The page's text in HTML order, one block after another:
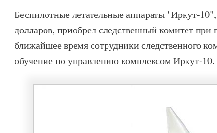
Беспилотные летательные аппараты "Иркут-
долларов, приобрел следственный комитет
ближайшее время сотрудники следственного
обучение по управлению комплексом Иркут-10.